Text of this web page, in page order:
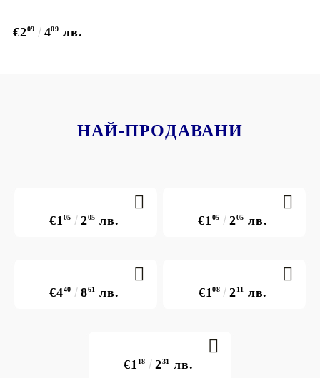
€209 409 лв.
НАЙ-ПРОДАВАНИ
€1 05 205 лв. €1 05 205 лв.
€440 861 лв. €108 211 лв.
€1 18 231 лв.